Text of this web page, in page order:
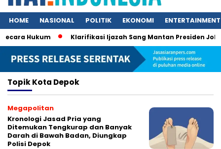
HOME NASIONAL POLITIK EKONOMI ENTERTAINMENT
Hukum Klarifikasi Ijazah Sang Mantan Presiden
TopikKota Depok
Megapolitan
Kronologi Jasad Pria yang
Ditemukan Tengkurap dan Banyak
Darah di Bawah Badan, Diungkap
Polisi Depok